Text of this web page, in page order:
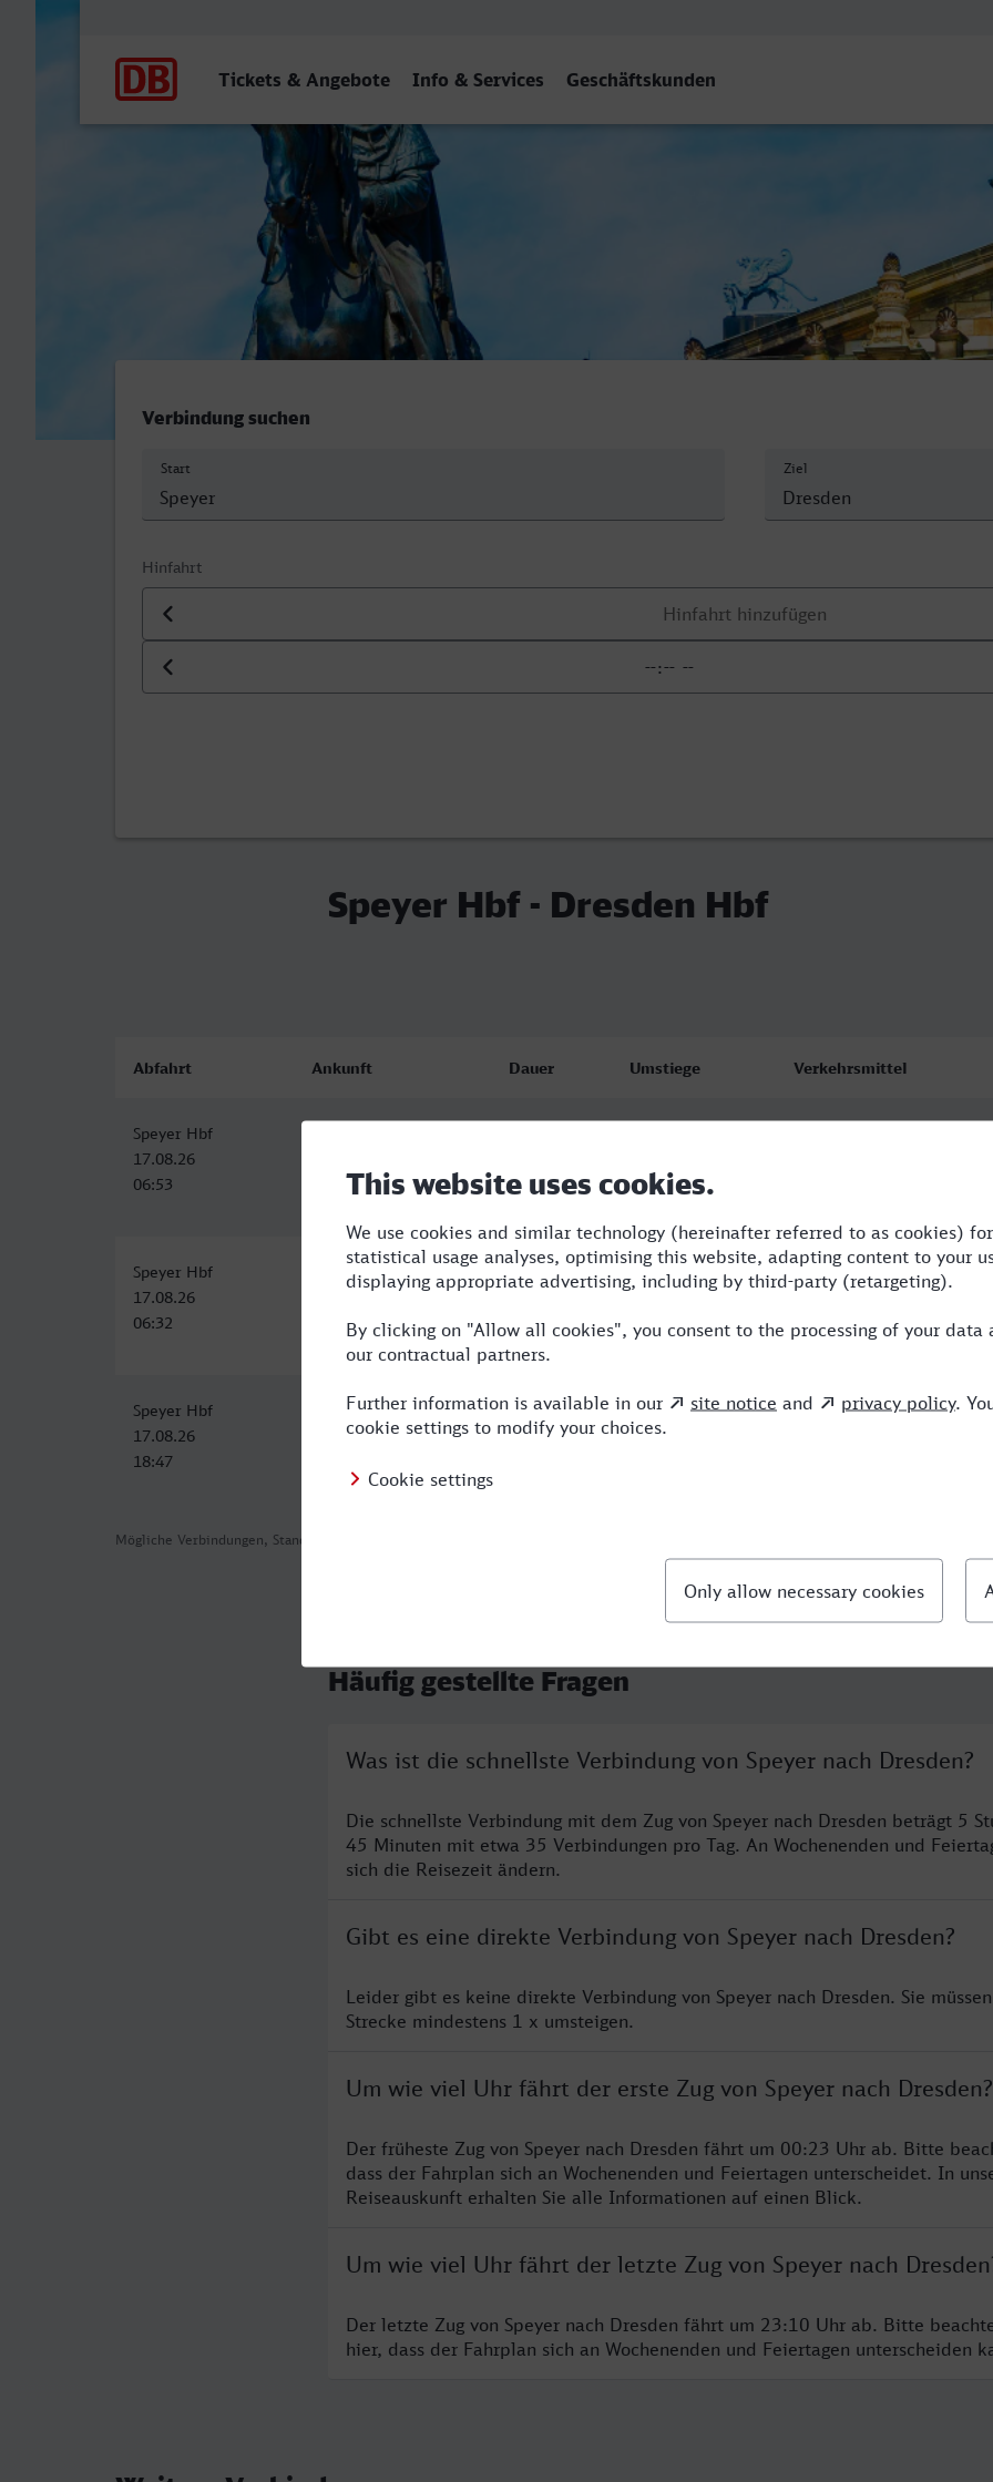
Tickets & Angebote Info & Services Geschäftskunden
Speyer Hbf - Dresden Hbf
Verbindung suchen
Start Ziel
Hinfahrt
Datum der Hinfahrt
Uhrzeit der Hinfahrt
Speyer Hbf - Dresden Hbf
Mögliche Verbindungen, Stand: 2026-08-03 17:21
Abfahrt Ankunft Dauer Umstiege Verkehrsmittel
Speyer Hbf
17.08.26
06:53
12:38
Speyer Hbf
17.08.26
06:32
Dresden Hbf
17.08.26
13:34
7:02 RE,ICE
Speyer Hbf
17.08.26
18:47
Dresden Hbf
18.08.26
10:47 2 RE,ICE
Häufig gestellte Fragen
Was ist die schnellste Verbindung von Speyer nach Dresden?
Die schnellste Verbindung mit dem Zug von Speyer nach Dresden beträgt 5
45 Minuten mit etwa 35 Verbindungen pro Tag. An Wochenenden und
sich die Reisezeit ändern.
Gibt es eine direkte Verbindung von Speyer nach Dresden?
Leider gibt es keine direkte Verbindung von Speyer nach Dresden. Sie
Strecke mindestens 1 x umsteigen.
Um wie viel Uhr fährt der erste Zug von Speyer nach Dresden?
Der früheste Zug von Speyer nach Dresden fährt um 00:23 Uhr ab. Bitte
dass der Fahrplan sich an Wochenenden und Feiertagen unterscheidet. In
Reiseauskunft erhalten Sie alle Informationen auf einen Blick.
Um wie viel Uhr fährt der letzte Zug von Speyer nach
Der letzte Zug von Speyer nach Dresden fährt um 23:10 Uhr ab. Bitte
hier, dass der Fahrplan sich an Wochenenden und Feiertagen unterscheiden